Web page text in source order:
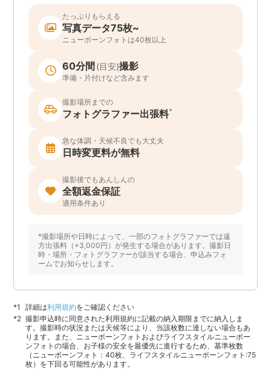
たっぷりもらえる
写真データ75枚~
ニューボーンフォトは40枚以上
60分間 (目安)撮影
準備・片付けなど含みます
撮影場所までの
フォトグラファー出張料*
急な体調・天候不良でも大丈夫
日時変更料が無料
撮影後でもあんしんの
全額返金保証
適用条件あり
*撮影場所や日時によって、一部のフォトグラファーでは遠
方出張料（+3,000円）が発生する場合があります。撮影日
時・場所・フォトグラファーが該当する場合、申込みフォ
ームでお知らせします。
詳細は利用規約をご確認ください
撮影申込時に同意された利用規約に記載の納入期限までに納入しま
す。撮影時の状況または天候等により、当該枚数に達しない場合もあ
ります。また、ニューボーンフォトおよびライフスタイルニューボー
ンフォトの場合、お子様の安全を最優先に進行するため、基準枚数
（ニューボーンフォト：40枚、ライフスタイルニューボーンフォト:75
枚）を下回る可能性があります。